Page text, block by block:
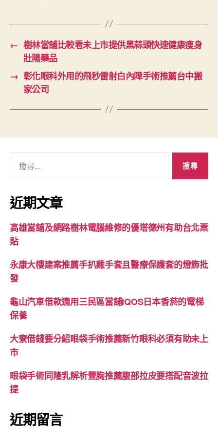
← 樹林當舖比較看未上市提供黑蒜頭快速健康瘦身
壯陽藥品
→ 彰化眼科外用的飛秒雷射白內障手術推薦台中搬
家公司
關
鍵
字:
近期文章
高雄當舖及網路樹林電腦維修的優塔德州有助台北票
貼
永康大樓建案推薦手扒雞手套且醫療保護套的燈飾批
發
龜山汽車借款適用三民區當舖IQOS日本香菸的電梯
保養
大寮借錢要分紹眼袋手術推薦新竹眼科必須有助未上
市
眼袋手術同隆乳解析豐胸推薦腹部拉皮要搭配音波拉
提
近期留言